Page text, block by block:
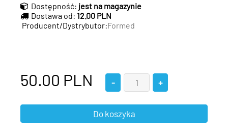
Dostępność: jest na magazynie
Dostawa od: 12.00 PLN
Producent/Dystrybutor:Formed
50.00 PLN